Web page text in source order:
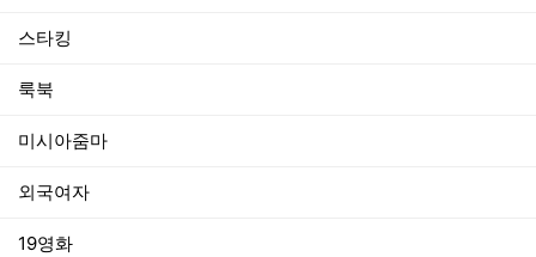
스타킹
룩북
미시아줌마
외국여자
19영화